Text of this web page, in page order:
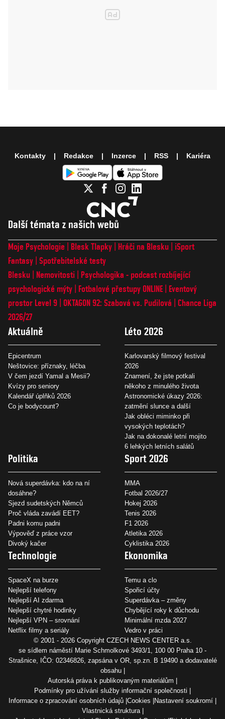
Další témata z našich webů
Moje Psychologie Blesk Tlapky Hráči na Blesku
iSport
Fantasy Spotřebitelské testy
Blesku
Nemovitosti
Psychologika - podcast rozbíjející
psychologické mýty
Fotbalové přestupy ONLINE
Eventový
prostor Level 9 OKTAGON 92: Szabová vs. Pudilová
Chance Liga
2026/27
Aktuálně
Epicentrum
Neštovice: příznaky, léčba
V čem jezdí Yamal a Mesii?
Kvízy pro seniory
Kalendář úplňků 2026
Co je bodycount?
Léto 2026
Karlovarský filmový festival
2026
Znamení, že jste potkali
někoho z minulého života
Astronomické úkazy 2026:
zatmění slunce a další
Jak obléci miminko při
vysokých teplotách?
Jak na dokonalé letní mojito
6 lehkých letních salátů
Politika
Nová superdávka: kdo na ní
dosáhne?
Sjezd sudetských Němců
Proč vláda zavádí EET?
Padni komu padni
Výpověď z práce vzor
Divoký kačer
Sport 2026
MMA
Fotbal 2026/27
Hokej 2026
Tenis 2026
F1 2026
Atletika 2026
Cyklistika 2026
Technologie
SpaceX na burze
Nejlepší telefony
Nejlepší AI zdarma
Nejlepší chytré hodinky
Nejlepší VPN – srovnání
Netflix filmy a seriály
Ekonomika
Temu a clo
Spořicí účty
Superdávka – změny
Chybějící roky k důchodu
Minimální mzda 2027
Vedro v práci
Kontakty Redakce Inzerce RSS Kariéra
© 2001 - 2026 Copyright CZECH NEWS CENTER a.s.
se sídlem náměstí Marie Schmolkové 3493/1, 100 00 Praha 10 -
Strašnice, IČO: 02346826, zapsána v OR, sp.zn. B 19490 a dodavatelé
obsahu
Autorská práva k publikovaným materiálům
Podmínky pro užívání služby informační společnosti
Informace o zpracování osobních údajů Cookies Nastavení soukromí
Vlastnická struktura